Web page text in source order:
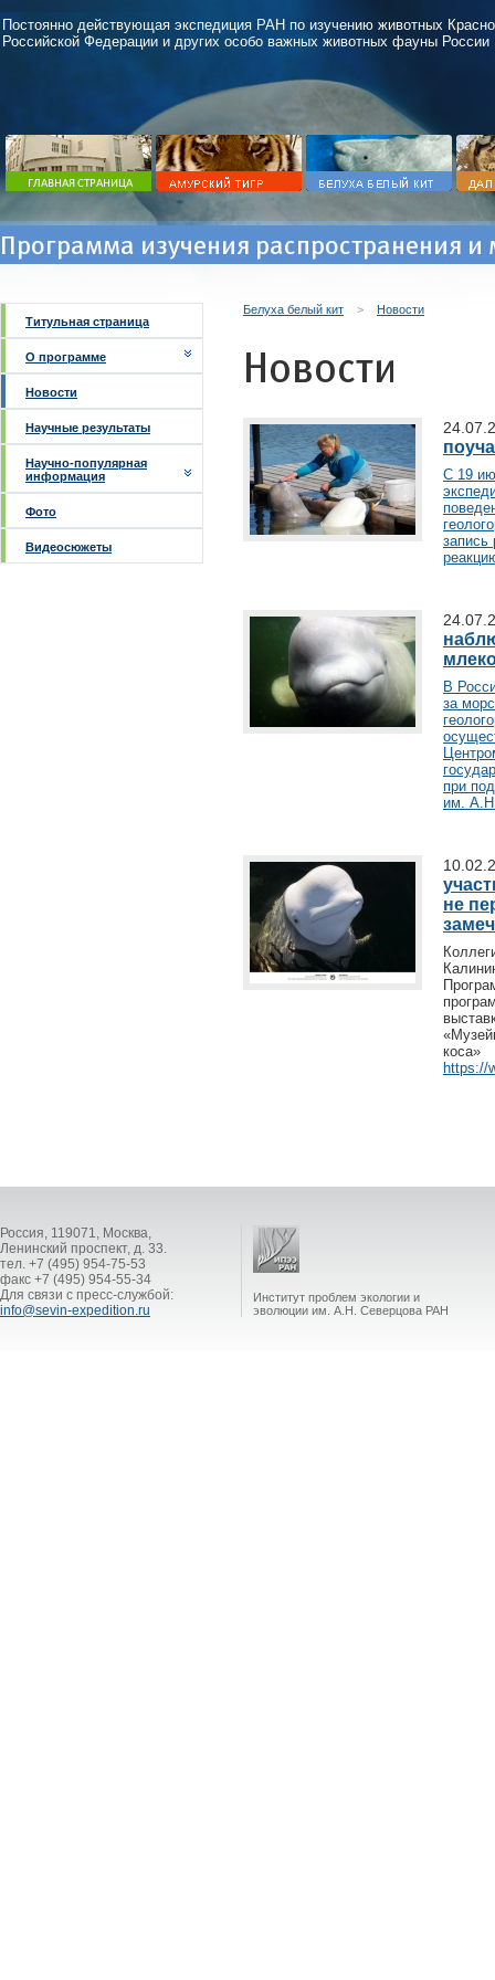
Постоянно действующая экспедиция РАН по изучению животных
Российской Федерации и других особо важных животных фауны России
Программа изучения распространения и
Титульная страница
О программе
Новости
Научные результаты
Научно-популярная
информация
Фото
Видеосюжеты
Белуха белый кит > Новости
Новости
С 19
запись
В
за
при
им.
не
коса»
https://
Россия, 119071, Москва,
Ленинский проспект, д. 33.
тел. +7 (495) 954-75-53
факс +7 (495) 954-55-34
Для связи с пресс-службой:
info@sevin-expedition.ru
Институт проблем экологии и
эволюции им. А.Н. Северцова РАН